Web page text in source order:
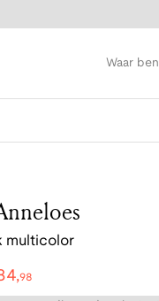
multicolor
,98